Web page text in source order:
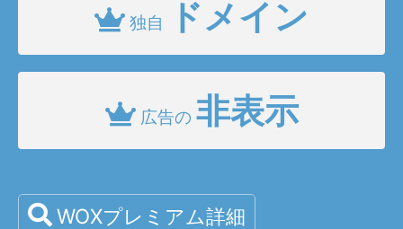
独自 ドメイン
広告の 非表示
WOXプレミアム詳細